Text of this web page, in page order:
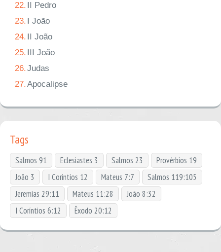
22. II Pedro
23. I João
24. II João
25. III João
26.Judas
27.Apocalipse
Tags
Salmos 91 Eclesiastes 3 Salmos 23
Provérbios 19
João 3
I Coríntios 12 Mateus 7:7
Salmos 119:105
Jeremias 29:11
Mateus 11:28
João 8:32
I Coríntios 6:12
Êxodo 20:12